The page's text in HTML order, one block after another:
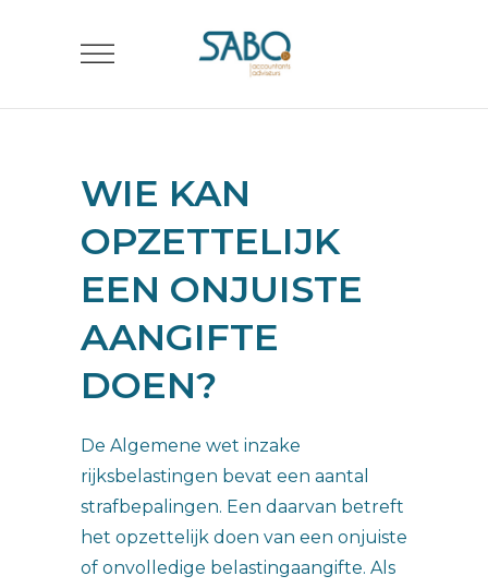
WIE KAN
OPZETTELIJK
EEN ONJUISTE
AANGIFTE
DOEN?
De Algemene wet inzake
rijksbelastingen bevat een aantal
strafbepalingen. Een daarvan betreft
het opzettelijk doen van een onjuiste
of onvolledige belastingaangifte. Als